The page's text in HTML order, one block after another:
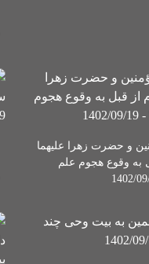
و حضرت زهرا علیهما
به وقوع هجوم علم